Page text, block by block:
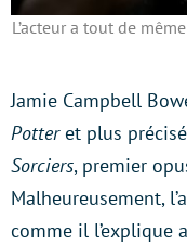
L’acteur a tout de
Jamie Campbell
Potteret plus
Sorciers, premier
Malheureusement,
comme il l’explique